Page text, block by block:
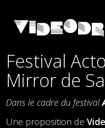
Festival
Mirror de
Dans le cadre du festival
Une proposition de